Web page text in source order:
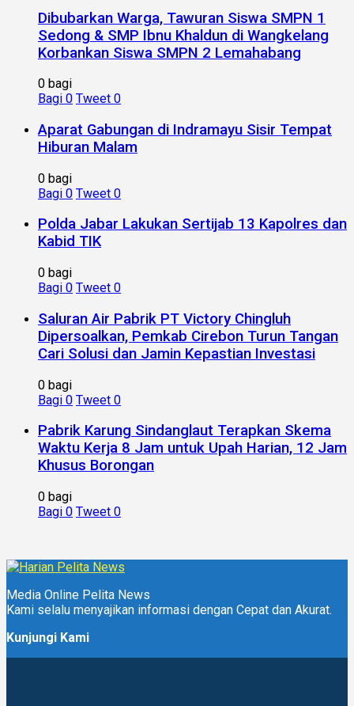
Dibubarkan Warga, Tawuran Siswa SMPN 1
Sedong & SMP Ibnu Khaldun di Wangkelang
Korbankan Siswa SMPN 2 Lemahabang
0 bagi
Bagi 0 Tweet 0
Aparat Gabungan di Indramayu Sisir Tempat
Hiburan Malam
0 bagi
Bagi 0 Tweet 0
Polda Jabar Lakukan Sertijab 13 Kapolres dan
Kabid TIK
0 bagi
Bagi 0 Tweet 0
Saluran Air Pabrik PT Victory Chingluh
Dipersoalkan, Pemkab Cirebon Turun Tangan
Cari Solusi dan Jamin Kepastian Investasi
0 bagi
Bagi 0 Tweet 0
Pabrik Karung Sindanglaut Terapkan Skema
Waktu Kerja 8 Jam untuk Upah Harian, 12 Jam
Khusus Borongan
0 bagi
Bagi 0 Tweet 0
Media Online Pelita News
Kami selalu menyajikan informasi dengan Cepat dan Akurat.
Kunjungi Kami